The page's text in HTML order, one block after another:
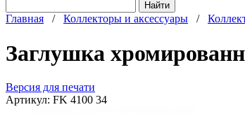
Главная / Коллекторы и аксессуары /
Заглушка
Версия для печати
Артикул: FK 4100 34